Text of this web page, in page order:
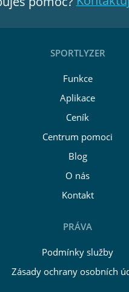
SPORTLYZER
Funkce
Aplikace
Ceník
Centrum pomoci
Blog
O nás
Kontakt
PRÁVA
Podmínky služby
Zásady ochrany osobních